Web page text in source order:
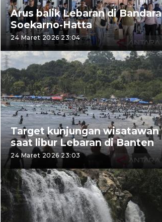
Arus balik Lebaran di Bandara
Soekarno-Hatta
24 Maret 2026 23:04
Target kunjungan wisatawan
saat libur Lebaran di Banten
24 Maret 2026 23:03